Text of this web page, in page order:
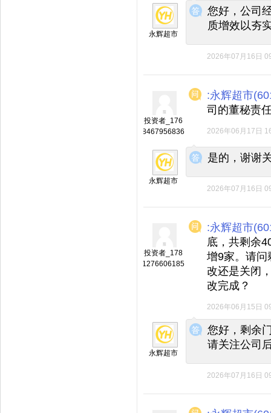
永辉超市
您好，公司
质增效以夯
2026年07月16日
投资者_176
8467956836
:永辉超市
司的董秘责
2026年06月17日
◆
◆
永辉超市
是的，谢谢
2026年07月16日
投资者_178
1276606185
:永辉超市
底，共剩余
增9家。请问
改还是关闭
改完成？
2026年06月15日
◆
◆
永辉超市
您好，剩余
请关注公司
2026年07月16日